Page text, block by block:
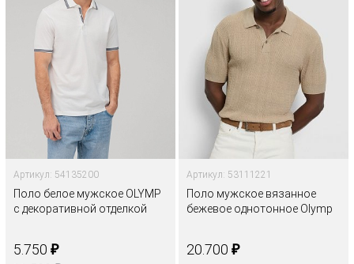
Артикул: 54135200
Поло белое мужское OLYMP
с декоративной отделкой
5.750 ₽
Артикул: 53111221
Поло мужское вязанное
бежевое однотонное Olymp
20.700 ₽